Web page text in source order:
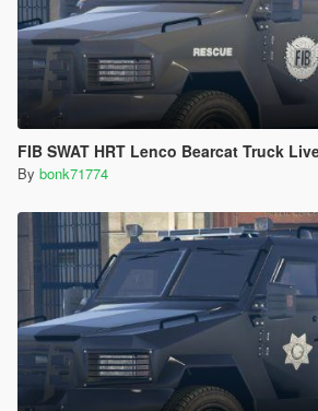
FIB SWAT HRT Lenco Bearcat Truck
By bonk71774